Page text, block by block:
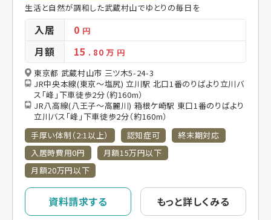
生活と自然が調和した武蔵村山でゆとりの毎日を
入居 0 円
月額 15 . 80万 円
東京都 武蔵村山市 三ツ木5-24-3
JR中央本線(東京～塩尻) 立川駅 北口1番のりばより立川バ
ス「峰」下車徒歩2分（約160m）
JR八高線(八王子～高麗川) 箱根ケ崎駅 東口1番のりばより
立川バス「峰」下車徒歩2分（約160m）
手厚い体制（2:1以上）
認知症可
終末期対応
入居時費用0円
月額15万円以下
月額20万円以下
資料請求する もっと詳しくみる